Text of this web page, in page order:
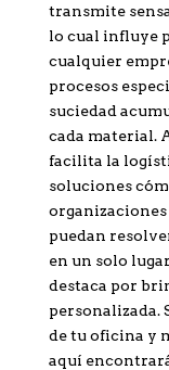
transmite
lo cual influye
cualquier
procesos
suciedad
cada material.
facilita la
soluciones
puedan
en un solo
destaca por
personalizada.
de tu oficina y
aquí